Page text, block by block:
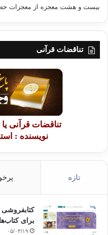
بیست و هشت معجزه از معجزات
تناقضات قرآنی
تناقضات قرآنی
نویسنده :
تازه
برای
۰۵/۰۳/۱۹